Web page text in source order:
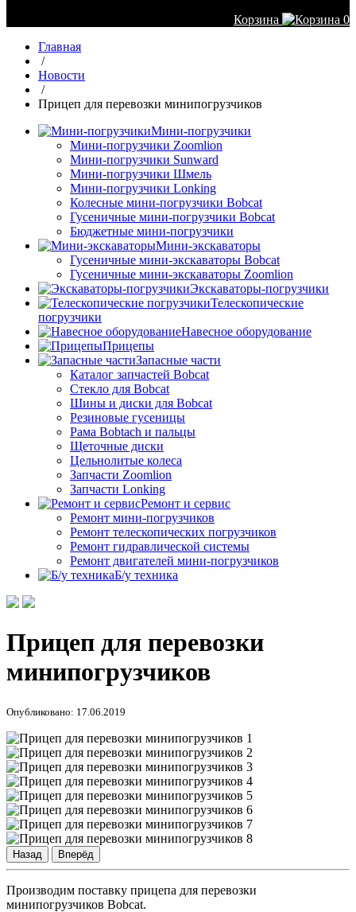
Корзина
0
Главная
/
Новости
/
Прицеп для перевозки минипогрузчиков
Мини-погрузчики
Мини-погрузчики Zoomlion
Мини-погрузчики Sunward
Мини-погрузчики Шмель
Мини-погрузчики Lonking
Колесные мини-погрузчики Bobcat
Гусеничные мини-погрузчики Bobcat
Бюджетные мини-погрузчики
Мини-экскаваторы
Гусеничные мини-экскаваторы Bobcat
Гусеничные мини-экскаваторы Zoomlion
Экскаваторы-погрузчики
Телескопические
погрузчики
Навесное оборудование
Прицепы
Запасные части
Каталог запчастей Bobcat
Стекло для Bobcat
Шины и диски для Bobcat
Резиновые гусеницы
Рама Bobtach и пальцы
Щеточные диски
Цельнолитые колеса
Запчасти Zoomlion
Запчасти Lonking
Ремонт и сервис
Ремонт мини-погрузчиков
Ремонт телескопических погрузчиков
Ремонт гидравлической системы
Ремонт двигателей мини-погрузчиков
Б/у техника
Прицеп для перевозки
минипогрузчиков
Опубликовано: 17.06.2019
Назад Вперёд
Производим поставку прицепа для перевозки
минипогрузчиков Bobcat.